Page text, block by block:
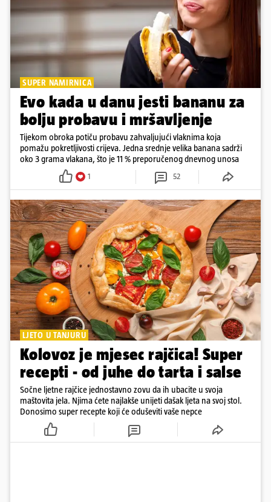
SUPER NAMIRNICA
Evo kada u danu jesti bananu za
bolju probavu i mršavljenje
Tijekom obroka potiču probavu zahvaljujući vlaknima koja
pomažu pokretljivosti crijeva. Jedna srednje velika banana sadrži
oko 3 grama vlakana, što je 11 % preporučenog dnevnog unosa
1 52
LJETO U TANJURU
Kolovoz je mjesec rajčica! Super
recepti - od juhe do tarta i salse
Sočne ljetne rajčice jednostavno zovu da ih ubacite u svoja
maštovita jela. Njima ćete najlakše unijeti dašak ljeta na svoj stol.
Donosimo super recepte koji će oduševiti vaše nepce